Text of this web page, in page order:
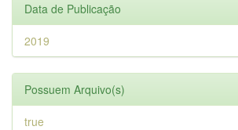
Data de Publicação
2019
Possuem Arquivo(s)
true